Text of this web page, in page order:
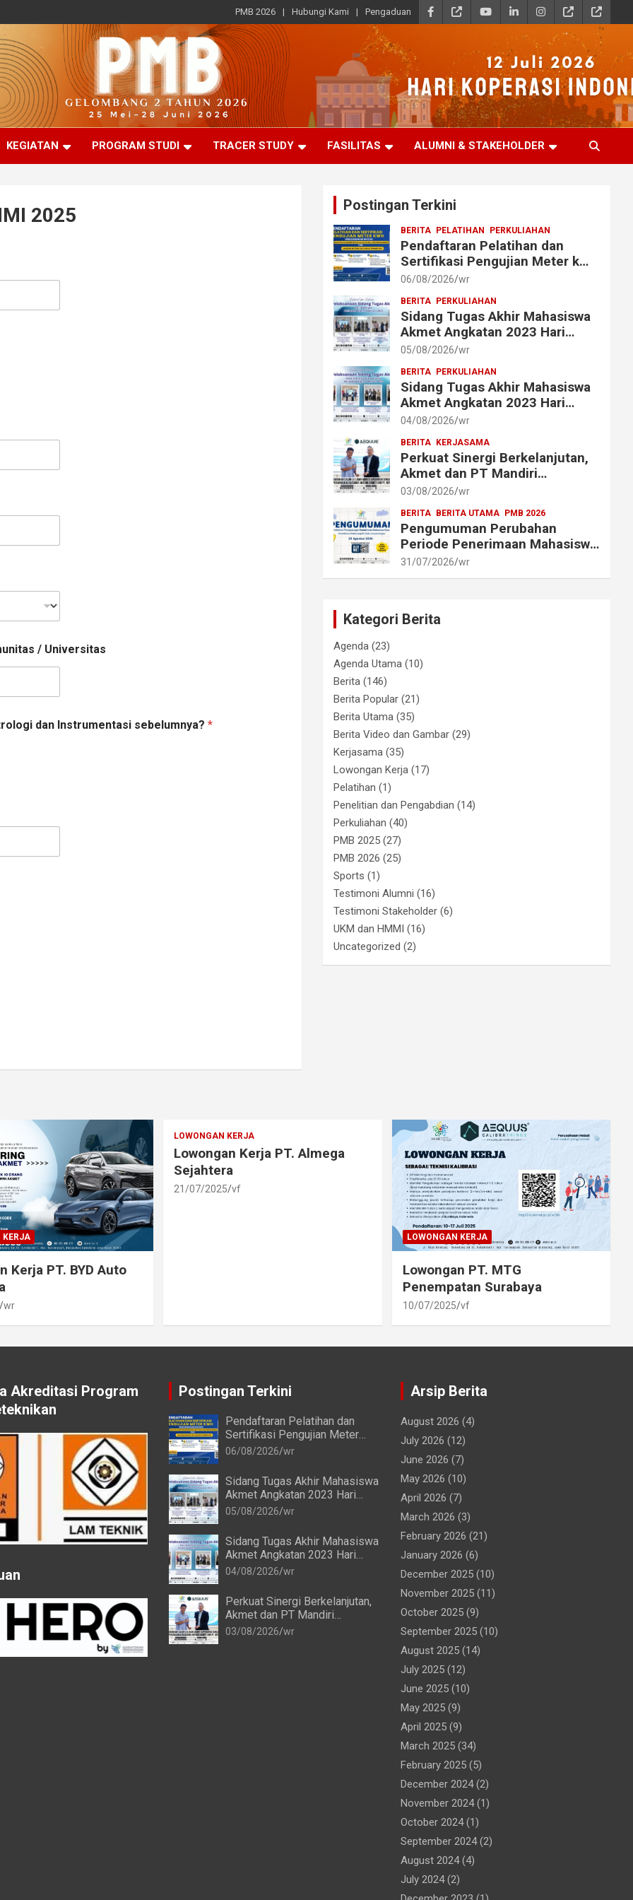
PMB 2026 Hubungi Kami Pengaduan
KEGIATAN PROGRAM STUDI TRACER STUDY FASILITAS ALUMNI & STAKEHOLDER
2025
/ Universitas
dan Instrumentasi sebelumnya? *
Postingan Terkini
BERITA PELATIHAN PERKULIAHAN
Pendaftaran Pelatihan dan
Sertifikasi Pengujian Meter kWh
bagi Mahasiswa dan Alumni
06/08/2026 wr
BERITA PERKULIAHAN
Sidang Tugas Akhir Mahasiswa
Akmet Angkatan 2023 Hari
Keenam Berlangsung Lancar
05/08/2026 wr
BERITA PERKULIAHAN
Sidang Tugas Akhir Mahasiswa
Akmet Angkatan 2023 Hari
Keempat dan Kelima
04/08/2026 wr
BERITA KERJASAMA
Perkuat Sinergi Berkelanjutan,
Akmet dan PT Mandiri
Transforma Global (MTG)
Kerja Sama
03/08/2026 wr
BERITA BERITA UTAMA PMB 2026
Pengumuman Perubahan
Periode Penerimaan Mahasiswa
Baru Akademi Metrologi dan
Instrumentasi Tahun 2026
31/07/2026 wr
Kategori Berita
Agenda (23)
Agenda Utama (10)
Berita (146)
Berita Popular (21)
Berita Utama (35)
Berita Video dan Gambar (29)
Kerjasama (35)
Lowongan Kerja (17)
Pelatihan (1)
Penelitian dan Pengabdian (14)
Perkuliahan (40)
PMB 2025 (27)
PMB 2026 (25)
Sports (1)
Testimoni Alumni (16)
Testimoni Stakeholder (6)
UKM dan HMMI (16)
Uncategorized (2)
KERJA
Kerja PT. BYD Auto
wr
LOWONGAN KERJA
Lowongan Kerja PT. Almega
Sejahtera
21/07/2025 vf
LOWONGAN KERJA
Lowongan PT. MTG
Penempatan Surabaya
10/07/2025 vf
Akreditasi Program
Postingan Terkini
Pendaftaran Pelatihan dan
Sertifikasi Pengujian Meter
kWh bagi Mahasiswa dan
06/08/2026 wr
Sidang Tugas Akhir Mahasiswa
Akmet Angkatan 2023 Hari
Keenam Berlangsung Lancar
05/08/2026 wr
Sidang Tugas Akhir Mahasiswa
Akmet Angkatan 2023 Hari
Keempat dan Kelima
04/08/2026 wr
Perkuat Sinergi Berkelanjutan,
Akmet dan PT Mandiri
Transforma Global (MTG)
03/08/2026 wr
Arsip Berita
August 2026 (4)
July 2026 (12)
June 2026 (7)
May 2026 (10)
April 2026 (7)
March 2026 (3)
February 2026 (21)
January 2026 (6)
December 2025(10)
November 2025(11)
October 2025(9)
September 2025(10)
August 2025(14)
July 2025(12)
June 2025(10)
May 2025(9)
April 2025(9)
March 2025(34)
February 2025(5)
December 2024(2)
November 2024(1)
October 2024(1)
September 2024(2)
August 2024(4)
July 2024(2)